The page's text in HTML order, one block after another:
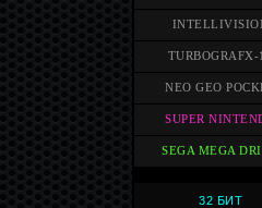
TURBOGRAFX-
NEO GEO
SUPER
SEGA MEGA
32 БИТ